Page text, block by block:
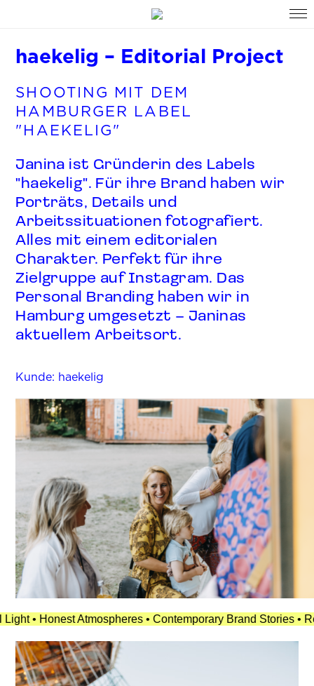
haekelig – Editorial Project
SHOOTING MIT DEM
HAMBURGER LABEL
"HAEKELIG"
Janina ist Gründerin des Labels
"haekelig". Für ihre Brand haben wir
Porträts, Details und
Arbeitssituationen fotografiert.
Alles mit einem editorialen
Charakter. Perfekt für ihre
Zielgruppe auf Instagram. Das
Personal Branding haben wir in
Hamburg umgesetzt – Janinas
aktuellem Arbeitsort.
Kunde: haekelig
• Contemporary Brand Stories • Real People •